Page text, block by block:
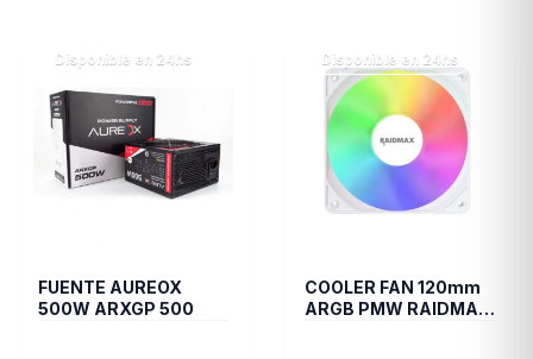
Disponible en 24hs
FUENTE AUREOX
500W ARXGP 500
Disponible en 24hs
COOLER FAN 120mm
ARGB PMW RAIDMAX